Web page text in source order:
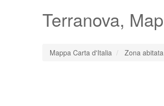
Terranova,
Mappa Carta d'Italia Zona abitata